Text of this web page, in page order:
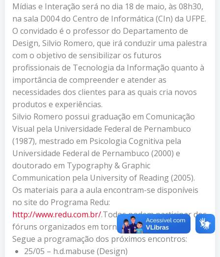
Mídias e Interação será no dia 18 de maio, às 08h30,
na sala D004 do Centro de Informática (CIn) da UFPE.
O convidado é o professor do Departamento de
Design, Silvio Romero, que irá conduzir uma palestra
com o objetivo de sensibilizar os futuros
profissionais de Tecnologia da Informação quanto à
importância de compreender e atender as
necessidades dos clientes para as quais cria novos
produtos e experiências.
Silvio Romero possui graduação em Comunicação
Visual pela Universidade Federal de Pernambuco
(1987), mestrado em Psicologia Cognitiva pela
Universidade Federal de Pernambuco (2000) e
doutorado em Typography & Graphic
Communication pela University of Reading (2005).
Os materiais para a aula encontram-se disponíveis
no site do Programa Redu:
http://www.redu.com.br/.Todos podem participar dos
fóruns organizados em torno dos temas.
Segue a programação dos próximos encontros:
25/05 – h.d.mabuse (Design)